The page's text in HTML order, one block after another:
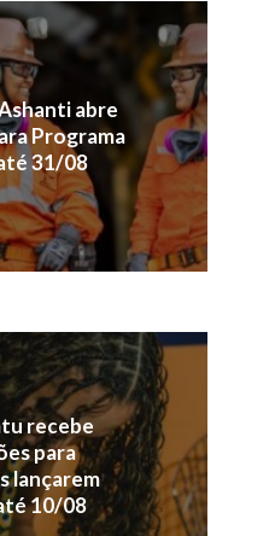
abre
Programa
31/08
recebe
para
lançarem
10/08